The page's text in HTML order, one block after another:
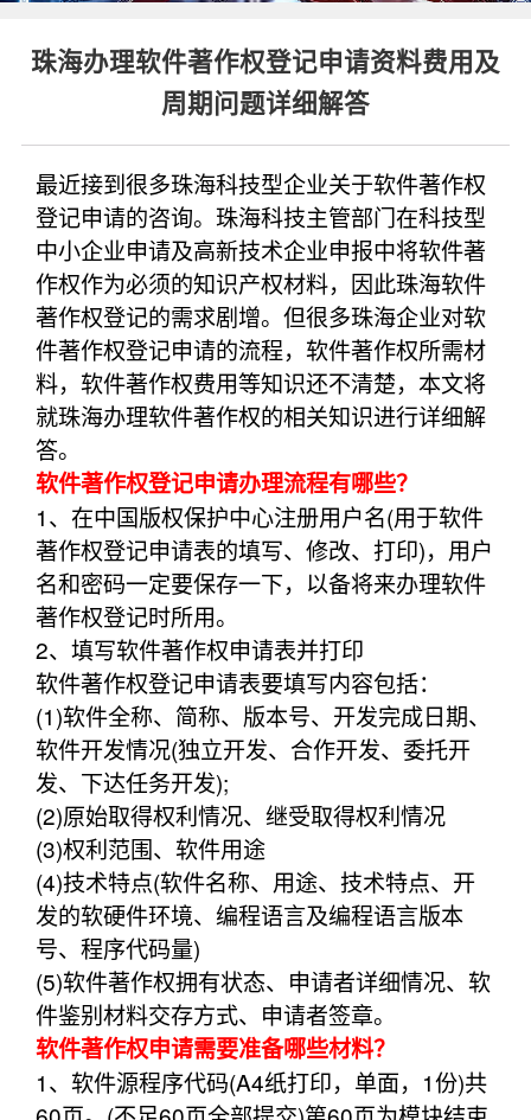
珠海办理软件著作权登记申请资料费用及
周期问题详细解答
最近接到很多珠海科技型企业关于软件著作权
登记申请的咨询。珠海科技主管部门在科技型
中小企业申请及高新技术企业申报中将软件著
作权作为必须的知识产权材料，因此珠海软件
著作权登记的需求剧增。但很多珠海企业对软
件著作权登记申请的流程，软件著作权所需材
料，软件著作权费用等知识还不清楚，本文将
就珠海办理软件著作权的相关知识进行详细解
答。
软件著作权登记申请办理流程有哪些？
1、在中国版权保护中心注册用户名(用于软件
著作权登记申请表的填写、修改、打印)，用户
名和密码一定要保存一下，以备将来办理软件
著作权登记时所用。
2、填写软件著作权申请表并打印
软件著作权登记申请表要填写内容包括：
(1)软件全称、简称、版本号、开发完成日期、
软件开发情况(独立开发、合作开发、委托开
发、下达任务开发);
(2)原始取得权利情况、继受取得权利情况
(3)权利范围、软件用途
(4)技术特点(软件名称、用途、技术特点、开
发的软硬件环境、编程语言及编程语言版本
号、程序代码量)
(5)软件著作权拥有状态、申请者详细情况、软
件鉴别材料交存方式、申请者签章。
软件著作权申请需要准备哪些材料？
1、软件源程序代码(A4纸打印，单面，1份)共